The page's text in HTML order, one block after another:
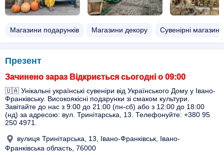
Магазини подарунків Магазини декору Сувенірні магазини
Презент
Зачинено зараз Відкриється сьогодні о 09:00
🇺🇦 Унікальні українські сувеніри від Українського Дому у Івано-
Франківську. Високоякісні подарунки зі смаком культури.
Завітайте до нас з 9:00 до 21:00 (пн-сб) або з 12:00 до 18:00
(нд) за адресою: вул. Тринітарська, 13. Телефонуйте: +380 95
250 4971.
вулиця Тринітарська, 13, Івано-Франківськ, Івано-
Франківська область, 76000